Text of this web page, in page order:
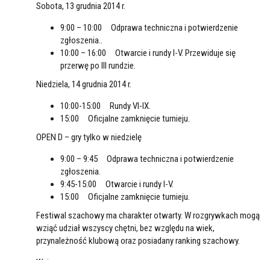
Sobota, 13 grudnia 2014 r.
9:00 – 10:00 Odprawa techniczna i potwierdzenie
zgłoszenia..
10:00 – 16:00 Otwarcie i rundy I-V. Przewiduje się
przerwę po III rundzie.
Niedziela, 14 grudnia 2014 r.
10:00-15:00 Rundy VI-IX.
15:00 Oficjalne zamknięcie turnieju.
OPEN D – gry tylko w niedzielę
9:00 – 9:45 Odprawa techniczna i potwierdzenie
zgłoszenia.
9:45-15:00 Otwarcie i rundy I-V.
15:00 Oficjalne zamknięcie turnieju.
Festiwal szachowy ma charakter otwarty. W rozgrywkach mogą
wziąć udział wszyscy chętni, bez względu na wiek,
przynależność klubową oraz posiadany ranking szachowy.